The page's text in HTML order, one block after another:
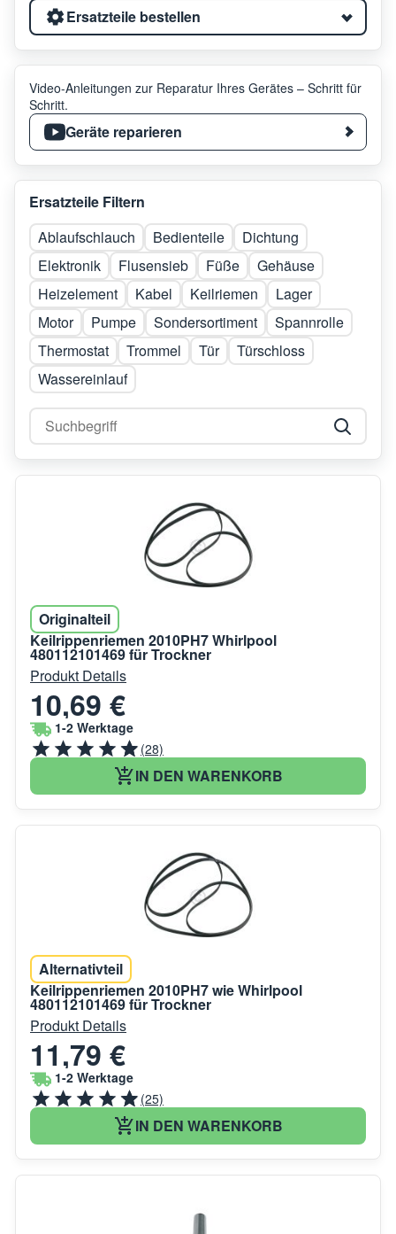
Ersatzteile bestellen
Video-Anleitungen zur Reparatur Ihres Gerätes – Schritt für
Schritt.
Geräte reparieren
Ersatzteile Filtern
Ablaufschlauch
Bedienteile
Dichtung
Elektronik
Flusensieb Füße
Gehäuse
Heizelement
Kabel Keilriemen
Lager
Motor
Pumpe Sondersortiment
Spannrolle
Thermostat
Trommel Tür
Türschloss
Wassereinlauf
Originalteil
Keilrippenriemen 2010PH7 Whirlpool
480112101469 für Trockner
Produkt Details
10,69 €
1-2 Werktage
(28)
IN DEN WARENKORB
Alternativteil
Keilrippenriemen 2010PH7 wie Whirlpool
480112101469 für Trockner
Produkt Details
11,79 €
1-2 Werktage
(25)
IN DEN WARENKORB